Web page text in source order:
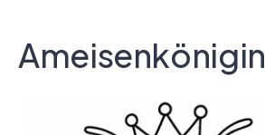
Ameisenkönigin